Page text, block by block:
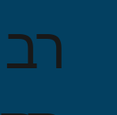
בר